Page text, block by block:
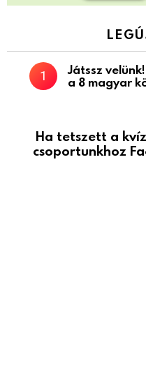
Játssz
a 8 magyar
Ha tetszett a
csoportunkhoz